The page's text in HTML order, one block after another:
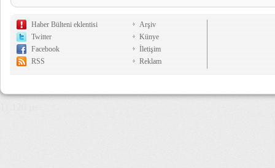
Haber Bülteni eklentisi
Twitter
Facebook
RSS
Arşiv
Künye
İletişim
Reklam